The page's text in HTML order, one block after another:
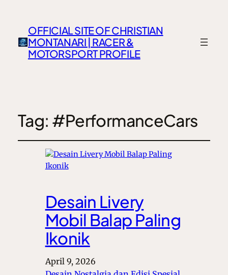
OFFICIAL SITE OF CHRISTIAN
MONTANARI | RACER &
MOTORSPORT PROFILE
Tag: #PerformanceCars
Desain Livery
Mobil Balap Paling
Ikonik
April 9, 2026